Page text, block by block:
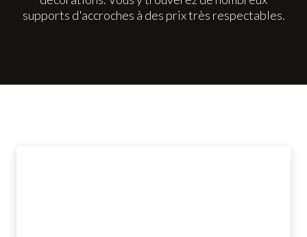
supports d'accroches à des prix très respectables.